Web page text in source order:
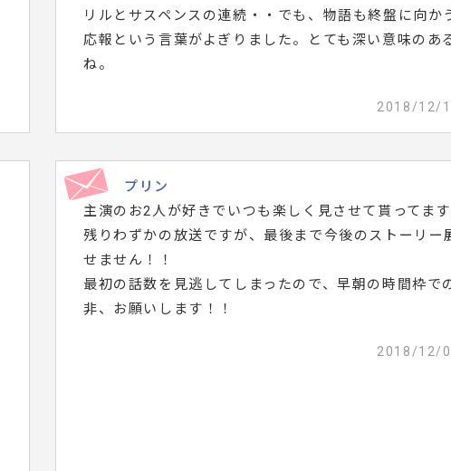
リルとサスペンスの連続・・でも、物語も終盤に向か
応報という言葉がよぎりました。とても深い意味のあ
ね。
2018/12/
プリン
主演のお2人が好きでいつも楽しく見させて貰ってます
残りわずかの放送ですが、最後まで今後のストーリー
せません！！
最初の話数を見逃してしまったので、早朝の時間枠で
非、お願いします！！
2018/12/